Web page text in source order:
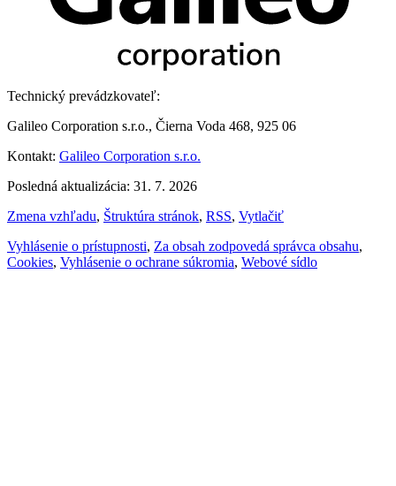
Technický prevádzkovateľ:
Galileo Corporation s.r.o., Čierna Voda 468, 925 06
Kontakt: Galileo Corporation s.r.o.
Posledná aktualizácia: 31. 7. 2026
Zmena vzhľadu, Štruktúra stránok, RSS, Vytlačiť
Vyhlásenie o prístupnosti, Za obsah zodpovedá správca obsahu,
Cookies, Vyhlásenie o ochrane súkromia, Webové sídlo